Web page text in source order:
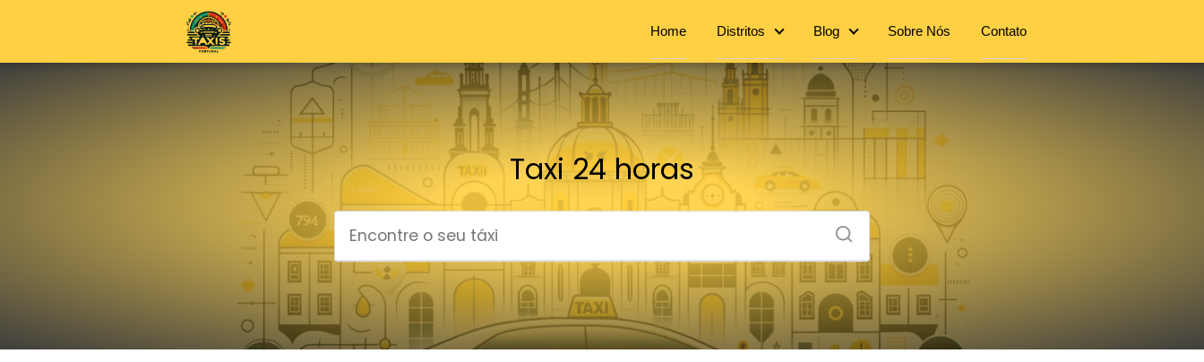
Home Distritos Blog Sobre Nós Contato
Taxi 24 horas